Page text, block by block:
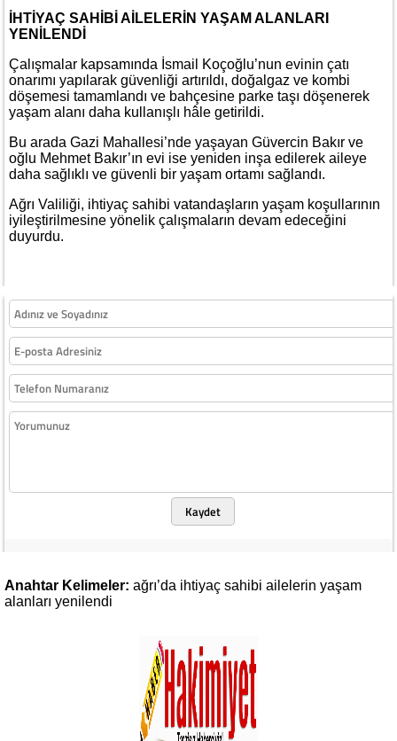
İHTİYAÇ SAHİBİ AİLELERİN YAŞAM ALANLARI
YENİLENDİ
Çalışmalar kapsamında İsmail Koçoğlu’nun evinin çatı
onarımı yapılarak güvenliği artırıldı, doğalgaz ve kombi
döşemesi tamamlandı ve bahçesine parke taşı döşenerek
yaşam alanı daha kullanışlı hâle getirildi.
Bu arada Gazi Mahallesi’nde yaşayan Güvercin Bakır ve
oğlu Mehmet Bakır’ın evi ise yeniden inşa edilerek aileye
daha sağlıklı ve güvenli bir yaşam ortamı sağlandı.
Ağrı Valiliği, ihtiyaç sahibi vatandaşların yaşam koşullarının
iyileştirilmesine yönelik çalışmaların devam edeceğini
duyurdu.
Kaydet
Anahtar Kelimeler: ağrı’da ihtiyaç sahibi ailelerin yaşam
alanları yenilendi